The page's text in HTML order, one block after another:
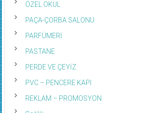
ÖZEL OKUL
PAÇA-ÇORBA SALONU
PARFÜMERİ
PASTANE
PERDE VE ÇEYİZ
PVC – PENCERE KAPI
REKLAM – PROMOSYON